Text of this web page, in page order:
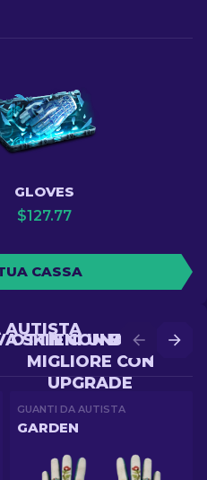
GLOVES
$127.77
CASSA
OTTIENI UNA SKIN
MIGLIORE CON
UPGRADE
SKIN CON BATTLE
AUTISTA
GUANTI DA AUTISTA
GARDEN